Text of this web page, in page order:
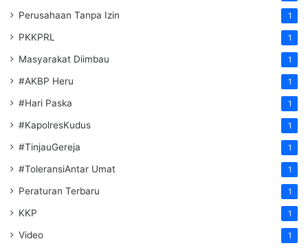
Perusahaan Tanpa Izin 1
PKKPRL 1
Masyarakat Diimbau 1
#AKBP Heru 1
#Hari Paska 1
#KapolresKudus 1
#TinjauGereja 1
#ToleransiAntar Umat 1
Peraturan Terbaru 1
KKP 1
Video 1